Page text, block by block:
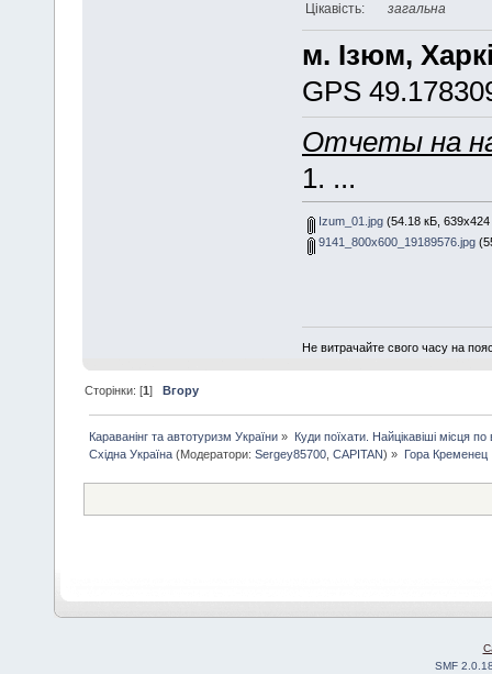
Цікавість:
загальна
м. Ізюм,
GPS
Отчеты на
1. ...
Izum_01.jpg(54.18 кБ, 639x424
9141_800x600_19189576.jpg
Не витрачайте свого часу на
Сторінки: [1]Вгору
Караванінг та автотуризм України » Куди поїхати. Найцікавіші місця
Східна Україна (Модератори:Sergey85700 ,CAPITAN) » Гора Кременец
SMF